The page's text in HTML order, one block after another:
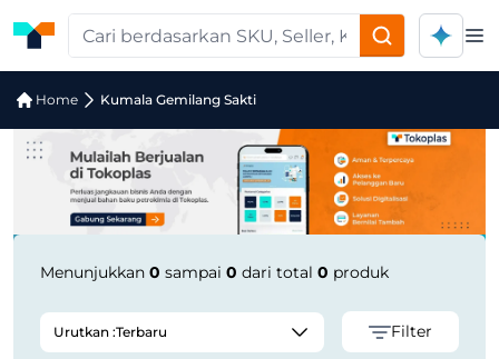
Home Kumala Gemilang Sakti
Jual Kumala Gemilang Sakti |
Menunjukkan 0 sampai 0 dari total 0 produk
Urutkan :Terbaru Filter